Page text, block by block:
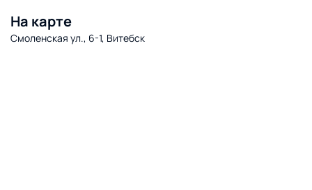
На карте
Смоленская ул., 6-1, Витебск